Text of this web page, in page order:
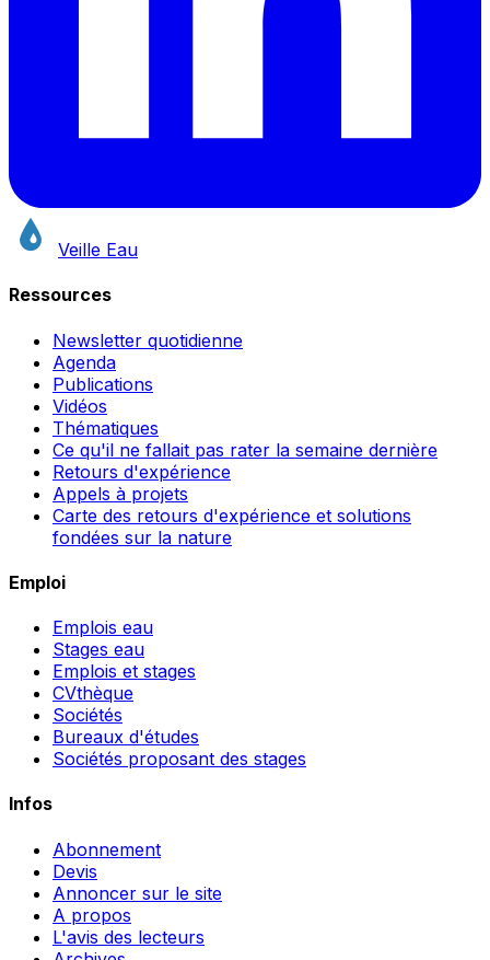
Veille Eau
Ressources
Newsletter quotidienne
Agenda
Publications
Vidéos
Thématiques
Ce qu'il ne fallait pas rater la semaine dernière
Retours d'expérience
Appels à projets
Carte des retours d'expérience et solutions
fondées sur la nature
Emploi
Emplois eau
Stages eau
Emplois et stages
CVthèque
Sociétés
Bureaux d'études
Sociétés proposant des stages
Infos
Abonnement
Devis
Annoncer sur le site
A propos
L'avis des lecteurs